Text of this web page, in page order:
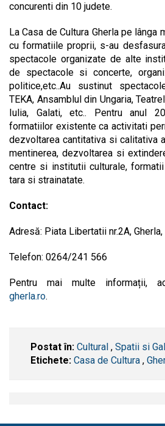
concurenti din 10 judete.
La Casa de Cultura Gherla pe
cu formatiile proprii, s-au
spectacole organizate de alte
de spectacole si concerte,
politice,etc..Au sustinut
TEKA, Ansamblul din Ungaria,
Iulia, Galati, etc.. Pentru anul
formatiilor existente ca activitati
dezvoltarea cantitativa si calitativa
mentinerea, dezvoltarea si
centre si institutii culturale,
tara si strainatate.
Contact:
Adresă: Piata Libertatii nr.2A, Gherla,
Telefon: 0264/241 566
Pentru mai multe informații,
gherla.ro.
Postat în: Cultural , Spatii si
Etichete: Casa de Cultura ,